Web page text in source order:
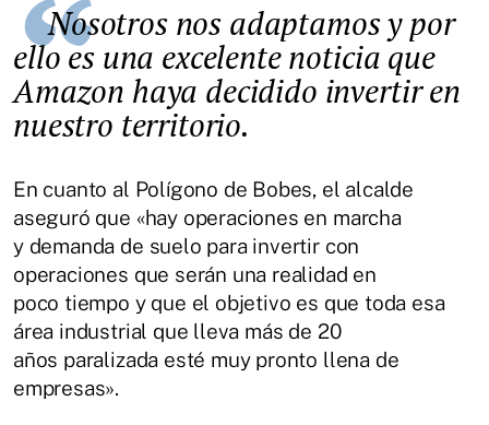
Nosotros nos adaptamos y por
ello es una excelente noticia que
Amazon haya decidido invertir en
nuestro territorio.
En cuanto al Polígono de Bobes, el alcalde
aseguró que «hay operaciones en marcha
y demanda de suelo para invertir con
operaciones que serán una realidad en
poco tiempo y que el objetivo es que toda esa
área industrial que lleva más de 20
años paralizada esté muy pronto llena de
empresas».